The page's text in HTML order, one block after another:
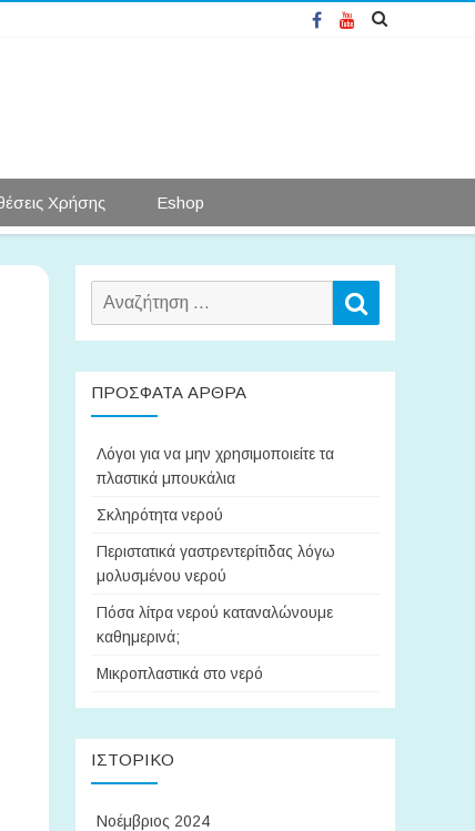
FacebookYouTube
Χρήσης Eshop
Αναζήτηση
ΠΡΌΣΦΑΤΑ ΆΡΘΡΑ
Λόγοι για να μην χρησιμοποιείτε τα
πλαστικά μπουκάλια
Σκληρότητα νερού
Περιστατικά γαστρεντερίτιδας λόγω
μολυσμένου νερού
Πόσα λίτρα νερού καταναλώνουμε
καθημερινά;
Μικροπλαστικά στο νερό
ΙΣΤΟΡΙΚΌ
Νοέμβριος 2024